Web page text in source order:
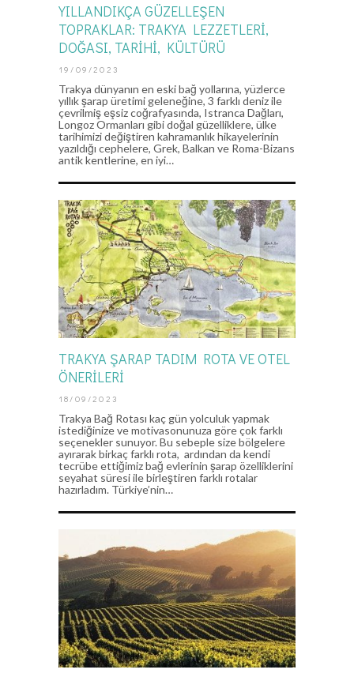
YILLANDIKÇA GÜZELLEŞEN
TOPRAKLAR: TRAKYA LEZZETLERİ,
DOĞASI, TARİHİ, KÜLTÜRÜ
19/09/2023
Trakya dünyanın en eski bağ yollarına, yüzlerce
yıllık şarap üretimi geleneğine, 3 farklı deniz ile
çevrilmiş eşsiz coğrafyasında, Istranca Dağları,
Longoz Ormanları gibi doğal güzelliklere, ülke
tarihimizi değiştiren kahramanlık hikayelerinin
yazıldığı cephelere, Grek, Balkan ve Roma-Bizans
antik kentlerine, en iyi…
TRAKYA ŞARAP TADIM ROTA VE OTEL
ÖNERİLERİ
18/09/2023
Trakya Bağ Rotası kaç gün yolculuk yapmak
istediğinize ve motivasonunuza göre çok farklı
seçenekler sunuyor. Bu sebeple size bölgelere
ayırarak birkaç farklı rota, ardından da kendi
tecrübe ettiğimiz bağ evlerinin şarap özelliklerini
seyahat süresi ile birleştiren farklı rotalar
hazırladım. Türkiye’nin…